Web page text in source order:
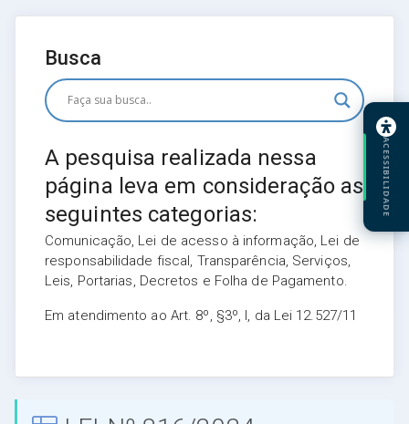
Busca
A pesquisa realizada nessa
página leva em consideração as
seguintes categorias:
Comunicação, Lei de acesso à informação, Lei de
responsabilidade fiscal, Transparência, Serviços,
Leis, Portarias, Decretos e Folha de Pagamento.
Em atendimento ao Art. 8º, §3º, I, da Lei 12.527/11
ACESSIBILIDADE